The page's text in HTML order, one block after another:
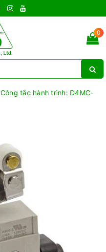
0
Công tắc hành trình: D4MC-